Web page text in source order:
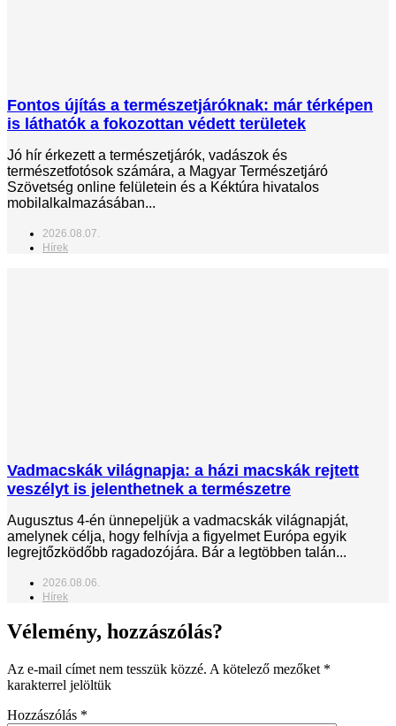
Fontos újítás a természetjáróknak: már térképen
is láthatók a fokozottan védett területek
Jó hír érkezett a természetjárók, vadászok és
természetfotósok számára, a Magyar Természetjáró
Szövetség online felületein és a Kéktúra hivatalos
mobilalkalmazásában...
2026.08.07.
Hírek
Vadmacskák világnapja: a házi macskák rejtett
veszélyt is jelenthetnek a természetre
Augusztus 4-én ünnepeljük a vadmacskák világnapját,
amelynek célja, hogy felhívja a figyelmet Európa egyik
legrejtőzködőbb ragadozójára. Bár a legtöbben talán...
2026.08.06.
Hírek
Vélemény, hozzászólás?
Az e-mail címet nem tesszük közzé. A kötelező mezőket *
karakterrel jelöltük
Hozzászólás *